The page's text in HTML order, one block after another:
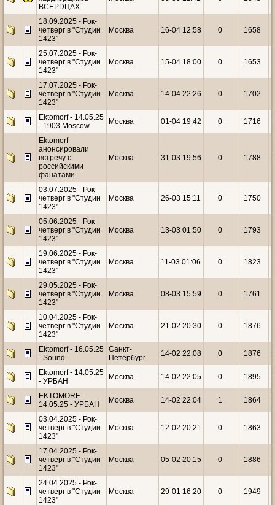
ВСЕРDЦАХ
18.09.2025 - Рок-
четверг в "Студии
1423"
Москва 16-04 12:58 0 1658
25.07.2025 - Рок-
четверг в "Студии
1423"
Москва 15-04 18:00 0 1653
17.07.2025 - Рок-
четверг в "Студии
1423"
Москва 14-04 22:26 0 1702
Ektomorf - 14.05.25
- 1903 Moscow
Москва 01-04 19:42 0 1716
Ektomorf
анонсировали
встречу с
российскими
фанатами
Москва 31-03 19:56 0 1788
03.07.2025 - Рок-
четверг в "Студии
1423"
Москва 26-03 15:11 0 1750
05.06.2025 - Рок-
четверг в "Студии
1423"
Москва 13-03 01:50 0 1793
19.06.2025 - Рок-
четверг в "Студии
1423"
Москва 11-03 01:06 0 1823
29.05.2025 - Рок-
четверг в "Студии
1423"
Москва 08-03 15:59 0 1761
10.04.2025 - Рок-
четверг в "Студии
1423"
Москва 21-02 20:30 0 1876
Ektomorf - 16.05.25
- Sound
Санкт-
Петербург
14-02 22:08 0 1876
Ektomorf - 14.05.25
- УРБАН
Москва 14-02 22:05 0 1895
EKTOMORF -
14.05.25 - УРБАН
Москва 14-02 22:04 1 1864
03.04.2025 - Рок-
четверг в "Студии
1423"
Москва 12-02 20:21 0 1863
17.04.2025 - Рок-
четверг в "Студии
1423"
Москва 05-02 20:15 0 1886
24.04.2025 - Рок-
четверг в "Студии
1423"
Москва 29-01 16:20 0 1949